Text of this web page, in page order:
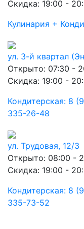
Скидка: 19:00 -
Кулинария +
ул. 3-й квартал
Открыто: 07:30 -
Скидка: 19:00 -
Кондитерская: 8
335-26-48
ул. Трудовая, 12/3
Открыто: 08:00 -
Скидка: 19:00 -
Кондитерская: 8
335-73-52